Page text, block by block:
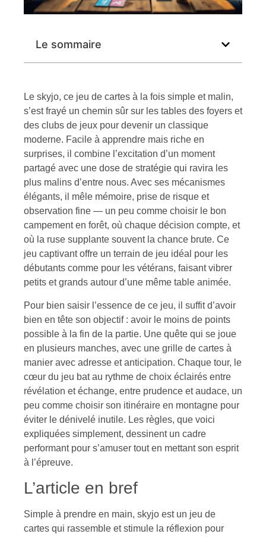
Le sommaire
Le skyjo, ce jeu de cartes à la fois simple et malin,
s’est frayé un chemin sûr sur les tables des foyers et
des clubs de jeux pour devenir un classique
moderne. Facile à apprendre mais riche en
surprises, il combine l’excitation d’un moment
partagé avec une dose de stratégie qui ravira les
plus malins d’entre nous. Avec ses mécanismes
élégants, il mêle mémoire, prise de risque et
observation fine — un peu comme choisir le bon
campement en forêt, où chaque décision compte, et
où la ruse supplante souvent la chance brute. Ce
jeu captivant offre un terrain de jeu idéal pour les
débutants comme pour les vétérans, faisant vibrer
petits et grands autour d’une même table animée.
Pour bien saisir l’essence de ce jeu, il suffit d’avoir
bien en tête son objectif : avoir le moins de points
possible à la fin de la partie. Une quête qui se joue
en plusieurs manches, avec une grille de cartes à
manier avec adresse et anticipation. Chaque tour, le
cœur du jeu bat au rythme de choix éclairés entre
révélation et échange, entre prudence et audace, un
peu comme choisir son itinéraire en montagne pour
éviter le dénivelé inutile. Les règles, que voici
expliquées simplement, dessinent un cadre
performant pour s’amuser tout en mettant son esprit
à l’épreuve.
L’article en bref
Simple à prendre en main, skyjo est un jeu de
cartes qui rassemble et stimule la réflexion pour